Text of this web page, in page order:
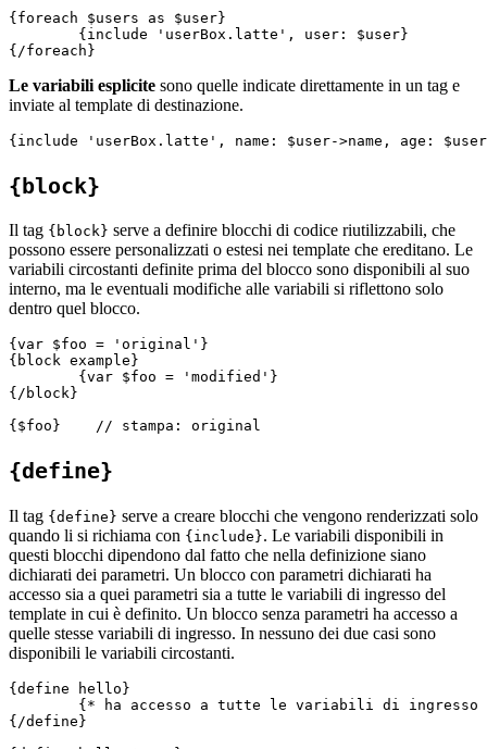
{foreach $users as $user}
Le variabili esplicite sono quelle indicate direttamente in un tag e
inviate al template di destinazione.
{block}
Il tag {block} serve a definire blocchi di codice riutilizzabili, che
possono essere personalizzati o estesi nei template che ereditano. Le
variabili circostanti definite prima del blocco sono disponibili al suo
interno, ma le eventuali modifiche alle variabili si riflettono solo
dentro quel blocco.
{var $foo = 'original'}
{block example}
{/block}
{define}
Il tag {define} serve a creare blocchi che vengono renderizzati solo
quando li si richiama con {include}. Le variabili disponibili in
questi blocchi dipendono dal fatto che nella definizione siano
dichiarati dei parametri. Un blocco con parametri dichiarati ha
accesso sia a quei parametri sia a tutte le variabili di ingresso del
template in cui è definito. Un blocco senza parametri ha accesso a
quelle stesse variabili di ingresso. In nessuno dei due casi sono
disponibili le variabili circostanti.
{define hello}
{/define}